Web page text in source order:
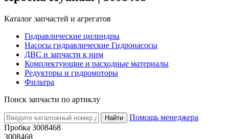
Каталог запчастей и агрегатов
Гидравлические цилиндры
Насосы гидравлические Гидронасосы
ДВС и запчасти к ним
Комплектующие и расходные материалы
Редукторы и гидромоторы
Фильтра
Поиск запчасти по артиклу
Найти
Помощь менеджера
Пробка 3008468
3008468